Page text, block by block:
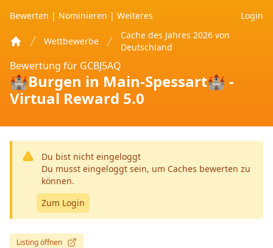
Bewerten | Nominieren | Weiteres Login
Wettbewerbe
Cache des Jahres 2026 von
Deutschland
Bewertung für GCBJ5AQ
🏰Burgen in Main-Spessart🏰 -
Virtual Reward 5.0
Du bist nicht eingeloggt
Du musst eingeloggt sein, um Caches bewerten zu
können.
Zum Login
Listing öffnen